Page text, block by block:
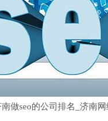
南做seo的公司排名_济南网